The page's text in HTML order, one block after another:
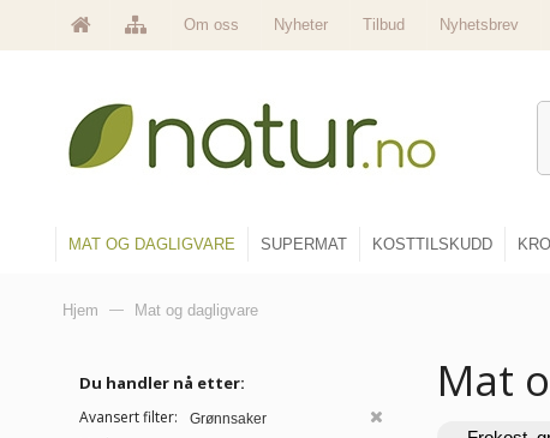
Om oss Nyheter Tilbud Nyhetsbrev
MAT OG DAGLIGVARE SUPERMAT KOSTTILSKUDD
Hjem — Mat og dagligvare
Mat
Du handler nå etter:
Avansert filter: Grønnsaker